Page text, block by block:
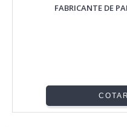
FABRICANTE DE